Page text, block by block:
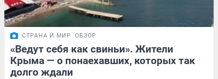
СТРАНА И МИР ОБЗОР
«Ведут себя как свиньи». Жители
Крыма — о понаехавших, которых так
долго ждали